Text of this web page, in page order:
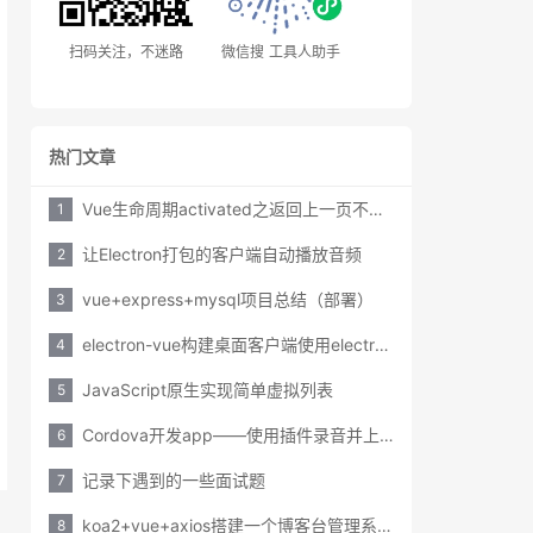
扫码关注，不迷路 微信搜 工具人助手
热门文章
1 Vue生命周期activated之返回上一页不重新请求数据
2 让Electron打包的客户端自动播放音频
3 vue+express+mysql项目总结（部署）
4 electron-vue构建桌面客户端使用electron-updater实现在线更新
5 JavaScript原生实现简单虚拟列表
6 Cordova开发app——使用插件录音并上传服务器
7 记录下遇到的一些面试题
8 koa2+vue+axios搭建一个博客台管理系统之session踩坑